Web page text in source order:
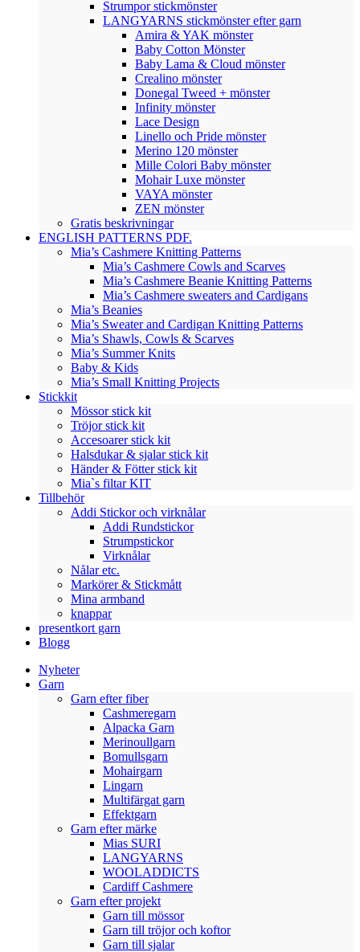
Strumpor stickmönster
LANGYARNS stickmönster efter garn
Amira & YAK mönster
Baby Cotton Mönster
Baby Lama & Cloud mönster
Crealino mönster
Donegal Tweed + mönster
Infinity mönster
Lace Design
Linello och Pride mönster
Merino 120 mönster
Mille Colori Baby mönster
Mohair Luxe mönster
VAYA mönster
ZEN mönster
Gratis beskrivningar
ENGLISH PATTERNS PDF.
Mia’s Cashmere Knitting Patterns
Mia’s Cashmere Cowls and Scarves
Mia’s Cashmere Beanie Knitting Patterns
Mia’s Cashmere sweaters and Cardigans
Mia’s Beanies
Mia’s Sweater and Cardigan Knitting Patterns
Mia’s Shawls, Cowls & Scarves
Mia’s Summer Knits
Baby & Kids
Mia’s Small Knitting Projects
Stickkit
Mössor stick kit
Tröjor stick kit
Accesoarer stick kit
Halsdukar & sjalar stick kit
Händer & Fötter stick kit
Mia`s filtar KIT
Tillbehör
Addi Stickor och virknålar
Addi Rundstickor
Strumpstickor
Virknålar
Nålar etc.
Markörer & Stickmått
Mina armband
knappar
presentkort garn
Blogg
Nyheter
Garn
Garn efter fiber
Cashmeregarn
Alpacka Garn
Merinoullgarn
Bomullsgarn
Mohairgarn
Lingarn
Multifärgat garn
Effektgarn
Garn efter märke
Mias SURI
LANGYARNS
WOOLADDICTS
Cardiff Cashmere
Garn efter projekt
Garn till mössor
Garn till tröjor och koftor
Garn till sjalar